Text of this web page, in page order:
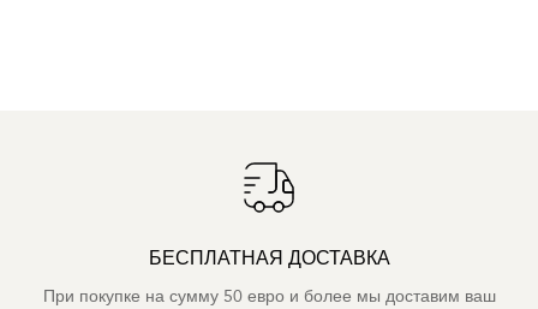
БЕСПЛАТНАЯ ДОСТАВКА
При покупке на сумму 50 евро и более мы доставим ваш